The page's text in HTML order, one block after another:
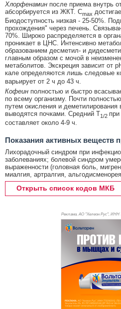
Хлорфенамин после приема внутрь
абсорбируется из ЖКТ. Cmax
Биодоступность низкая - 25-50%.
прохождения" через печень.
70%. Широко распределяется в
проникает в ЦНС. Интенсивно
образованием десметил- и
главным образом с мочой в
метаболитов. Экскреция зависит от
кале определяются лишь следовые
варьирует от 2 ч до 43 ч.
Кофеин полностью и быстро
по всему организму. Почти
путем окисления и
выводятся почками. Средний T1/2
составляет около 4-9 ч.
Показания активных веществ
Лихорадочный синдром при
заболеваниях; болевой синдром
выраженности (головная боль,
миалгия, артралгия,
Открыть список кодов МКБ
Реклама. АО "Хелеон Рус", ИНН